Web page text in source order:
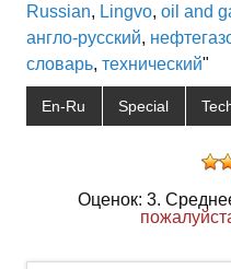
Russian, Lingvo, oil and
англо-русский,
словарь, технический"
En-Ru Special
Оценок: 3.